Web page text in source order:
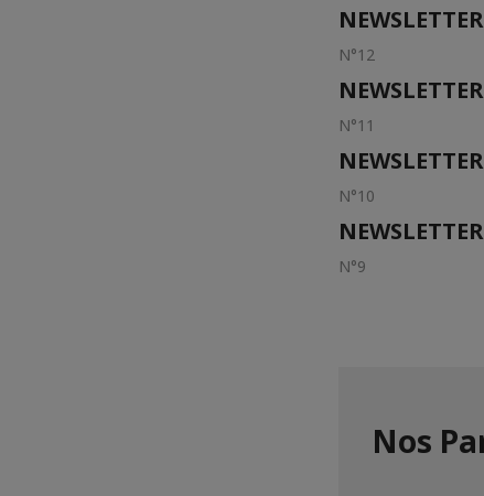
N°12
N°11
N°10
N°9
Nos